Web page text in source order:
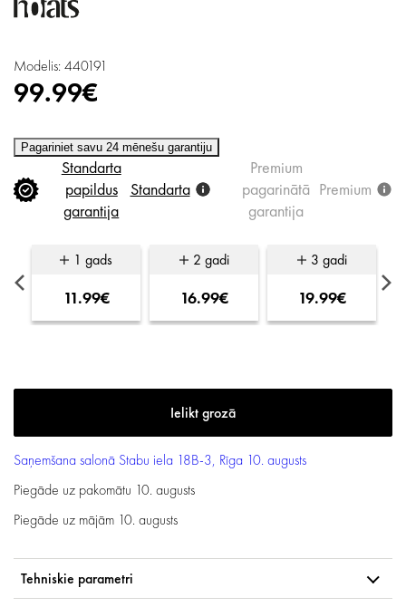
Modelis: 440191
99.99€
Pagariniet savu 24 mēnešu garantiju
Standarta
papildus
garantija
Standarta
Premium
pagarinātā
garantija
Premium
1 gads
11.99€
2 gadi
16.99€
3 gadi
19.99€
Saņemšana salonā Stabu iela 18B-3, Rīga 10. augusts
Piegāde uz pakomātu 10. augusts
Piegāde uz mājām 10. augusts
Tehniskie parametri